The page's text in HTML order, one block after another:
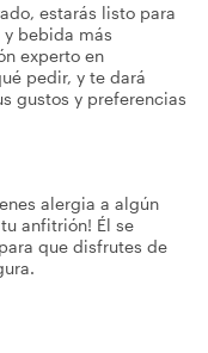
estarás listo para
bebida más
experto en
pedir, y te dará
gustos y preferencias
alergia a algún
anfitrión! Él se
que disfrutes de